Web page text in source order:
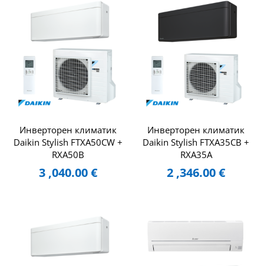
Инверторен климатик
Daikin Stylish FTXA50CW +
RXA50B
3 ,040.00€
Инверторен климатик
Daikin Stylish FTXA35CB +
RXA35A
2 ,346.00€